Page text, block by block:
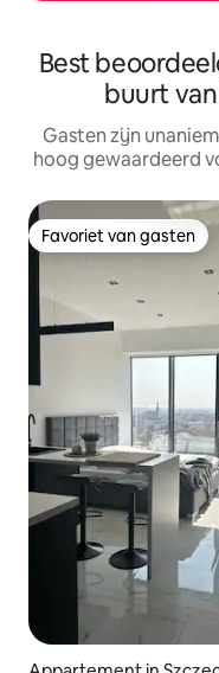
Best
buurt
Gasten zijn
hoog gewaardeerd
Favoriet van gasten
Favoriet van gasten